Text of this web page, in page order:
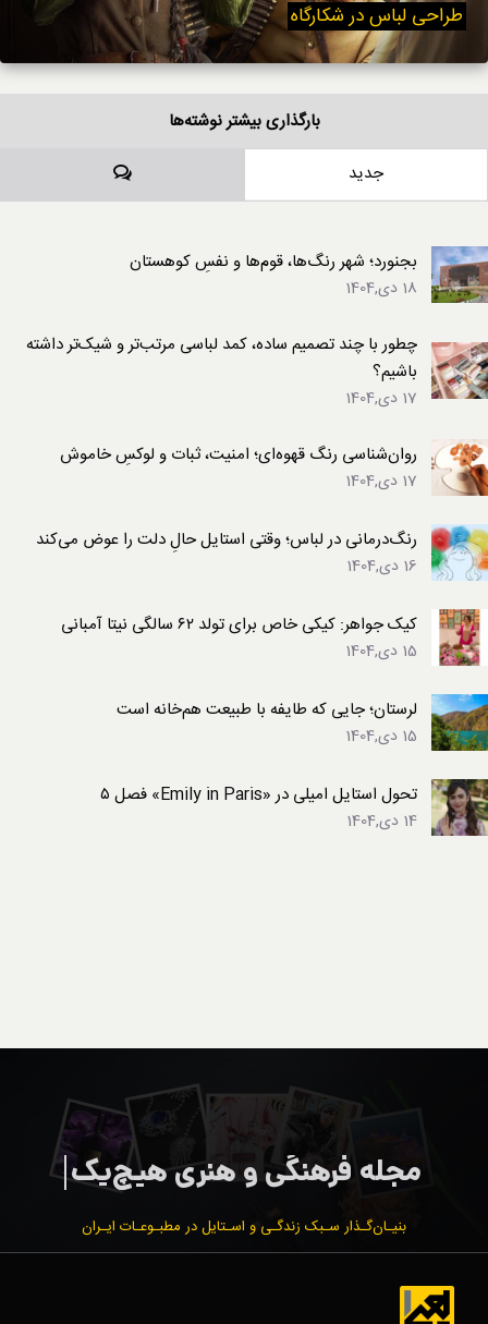
طراحی لباس در شکارگاه
بارگذاری بیشتر نوشته‌ها
جدید
دیدگاه‌ها
بجنورد؛ شهر رنگ‌ها، قوم‌ها و نفسِ کوهستان
18 دی,1404
چطور با چند تصمیم ساده، کمد لباسی مرتب‌تر و شیک‌تر داشته
باشیم؟
17 دی,1404
روان‌شناسی رنگ قهوه‌ای؛ امنیت، ثبات و لوکسِ خاموش
17 دی,1404
رنگ‌درمانی در لباس؛ وقتی استایل حالِ دلت را عوض می‌کند
16 دی,1404
کیک جواهر: کیکی خاص برای تولد ۶۲ سالگی نیتا آمبانی
15 دی,1404
لرستان؛ جایی که طایفه با طبیعت هم‌خانه است
15 دی,1404
تحول استایل امیلی در «Emily in Paris» فصل ۵
14 دی,1404
بنیـان‌گـذار سـبک زندگـی و اسـتایل در مطبـوعـات ایـران